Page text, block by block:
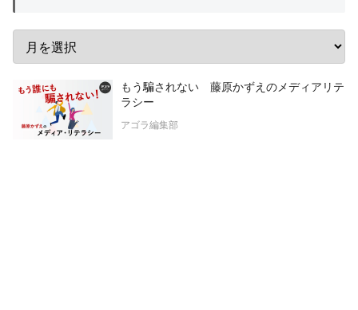
もう騙されない 藤原かずえのメディアリテ
ラシー
アゴラ編集部